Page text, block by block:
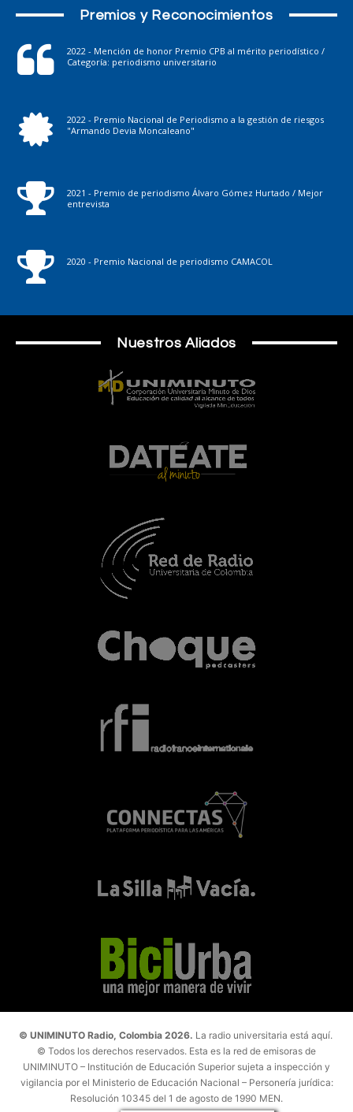
Premios y Reconocimientos
2022 - Mención de honor Premio CPB al mérito periodístico /
Categoría: periodismo universitario
2022 - Premio Nacional de Periodismo a la gestión de riesgos
"Armando Devia Moncaleano"
2021 - Premio de periodismo Álvaro Gómez Hurtado / Mejor
entrevista
2020 - Premio Nacional de periodismo CAMACOL
Nuestros Aliados
© UNIMINUTO Radio, Colombia 2026. La radio universitaria está aquí.
© Todos los derechos reservados. Esta es la red de emisoras de
UNIMINUTO – Institución de Educación Superior sujeta a inspección y
vigilancia por el Ministerio de Educación Nacional – Personería jurídica:
Resolución 10345 del 1 de agosto de 1990 MEN.